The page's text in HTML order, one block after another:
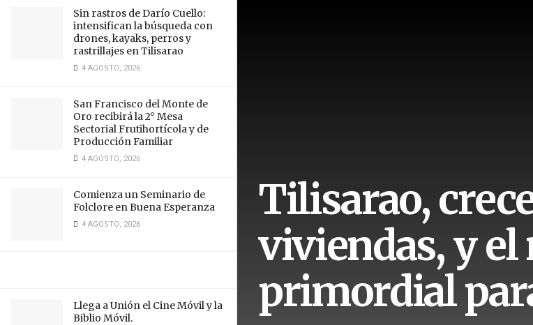
Sin rastros de Darío Cuello:
intensifican la búsqueda con
drones, kayaks, perros y
rastrillajes en Tilisarao
4 AGOSTO, 2026
San Francisco del Monte de
Oro recibirá la 2° Mesa
Sectorial Frutihortícola y de
Producción Familiar
4 AGOSTO, 2026
Comienza un Seminario de
Folclore en Buena Esperanza
4 AGOSTO, 2026
Llega a Unión el Cine Móvil y la
Biblio Móvil.
Tilisarao,
viviendas, y
primordial